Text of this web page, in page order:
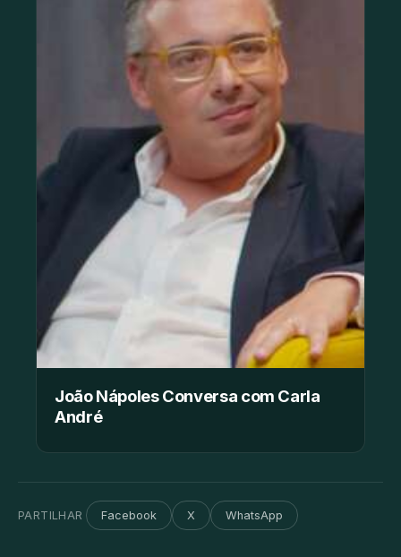
João Nápoles Conversa com Carla
André
PARTILHAR Facebook X WhatsApp